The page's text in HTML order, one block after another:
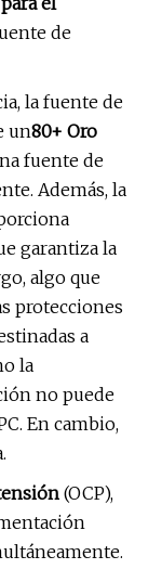
de
la fuente de
un80+ Oro
fuente de
Además, la
garantiza la
algo que
protecciones
a
la
no puede
En cambio,
(OCP),